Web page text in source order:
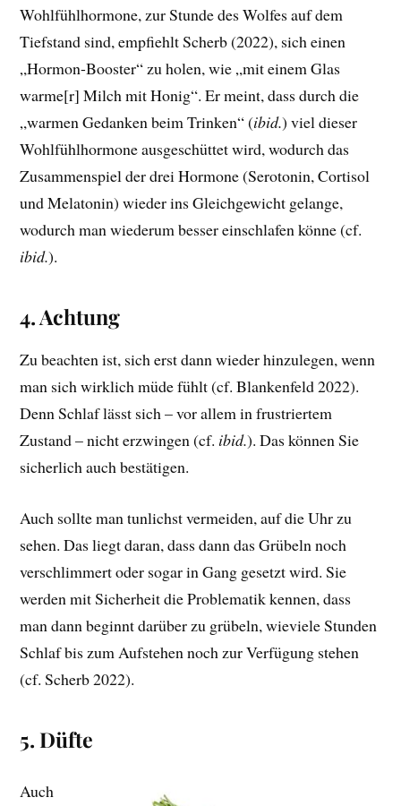
Wohlfühlhormone, zur Stunde des Wolfes auf dem
Tiefstand sind, empfiehlt Scherb (2022), sich einen
„Hormon-Booster“ zu holen, wie „mit einem Glas
warme[r] Milch mit Honig“. Er meint, dass durch die
„warmen Gedanken beim Trinken“ (ibid.) viel dieser
Wohlfühlhormone ausgeschüttet wird, wodurch das
Zusammenspiel der drei Hormone (Serotonin, Cortisol
und Melatonin) wieder ins Gleichgewicht gelange,
wodurch man wiederum besser einschlafen könne (cf.
ibid.).
4. Achtung
Zu beachten ist, sich erst dann wieder hinzulegen, wenn
man sich wirklich müde fühlt (cf. Blankenfeld 2022).
Denn Schlaf lässt sich – vor allem in frustriertem
Zustand – nicht erzwingen (cf. ibid.). Das können Sie
sicherlich auch bestätigen.
Auch sollte man tunlichst vermeiden, auf die Uhr zu
sehen. Das liegt daran, dass dann das Grübeln noch
verschlimmert oder sogar in Gang gesetzt wird. Sie
werden mit Sicherheit die Problematik kennen, dass
man dann beginnt darüber zu grübeln, wieviele Stunden
Schlaf bis zum Aufstehen noch zur Verfügung stehen
(cf. Scherb 2022).
5. Düfte
Auch